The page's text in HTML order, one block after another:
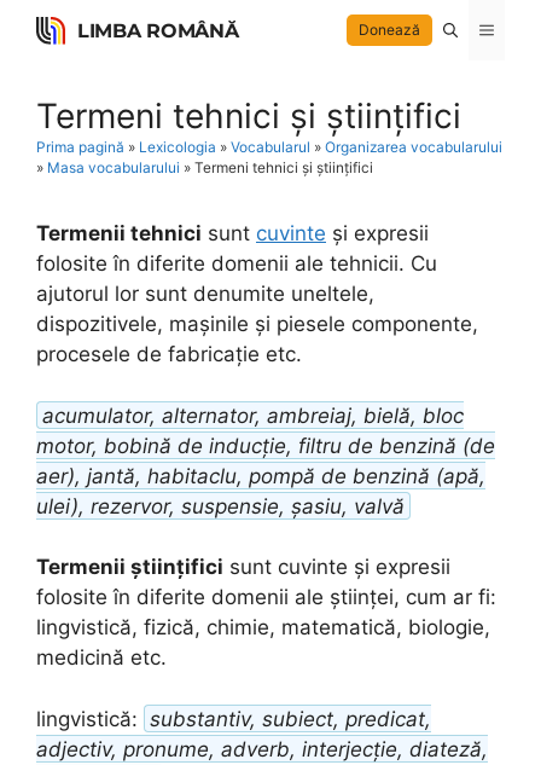
Skip
LIMBA ROMÂNĂ Donează Menu
Termeni tehnici și științifici
Prima pagină » Lexicologia » Vocabularul » Organizarea vocabularului
» Masa vocabularului » Termeni tehnici și științifici
Termenii tehnici sunt cuvinte și expresii
folosite în diferite domenii ale tehnicii. Cu
ajutorul lor sunt denumite uneltele,
dispozitivele, mașinile și piesele componente,
procesele de fabricație etc.
acumulator, alternator, ambreiaj, bielă, bloc
motor, bobină de inducție, filtru de benzină (de
aer), jantă, habitaclu, pompă de benzină (apă,
ulei), rezervor, suspensie, șasiu, valvă
Termenii științifici sunt cuvinte și expresii
folosite în diferite domenii ale științei, cum ar fi:
lingvistică, fizică, chimie, matematică, biologie,
medicină etc.
lingvistică: substantiv, subiect, predicat,
adjectiv, pronume, adverb, interjecție, diateză,